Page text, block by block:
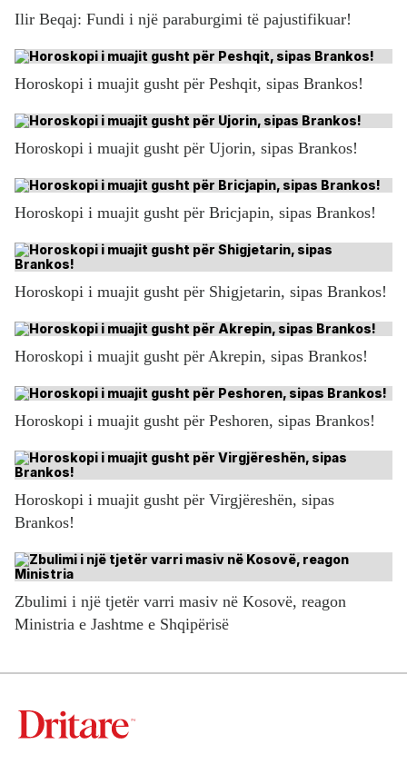
Ilir Beqaj: Fundi i një paraburgimi të pajustifikuar!
Horoskopi i muajit gusht për Peshqit, sipas Brankos!
Horoskopi i muajit gusht për Ujorin, sipas Brankos!
Horoskopi i muajit gusht për Bricjapin, sipas Brankos!
Horoskopi i muajit gusht për Shigjetarin, sipas Brankos!
Horoskopi i muajit gusht për Akrepin, sipas Brankos!
Horoskopi i muajit gusht për Peshoren, sipas Brankos!
Horoskopi i muajit gusht për Virgjëreshën, sipas
Brankos!
Zbulimi i një tjetër varri masiv në Kosovë, reagon
Ministria e Jashtme e Shqipërisë